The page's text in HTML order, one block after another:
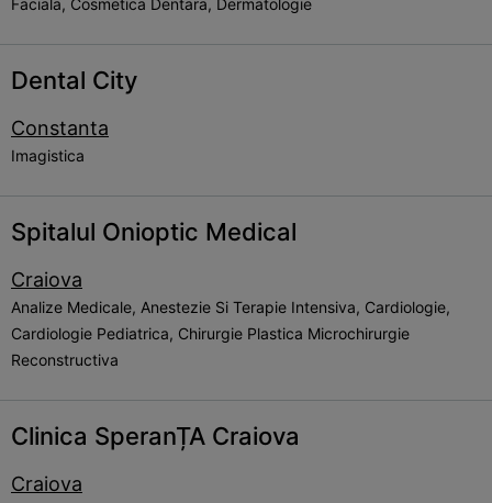
Faciala, Cosmetica Dentara, Dermatologie
Dental City
Constanta
Imagistica
Spitalul Onioptic Medical
Craiova
Analize Medicale, Anestezie Si Terapie Intensiva, Cardiologie,
Cardiologie Pediatrica, Chirurgie Plastica Microchirurgie
Reconstructiva
Clinica SperanȚA Craiova
Craiova